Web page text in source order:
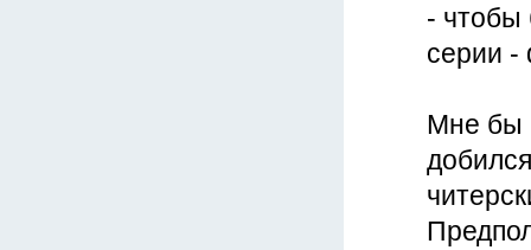
- чтобы
серии -
Мне бы